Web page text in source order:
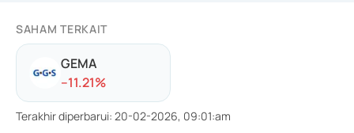
SAHAM TERKAIT
GEMA
--11.21%
Terakhir diperbarui: 20-02-2026, 09:01:am